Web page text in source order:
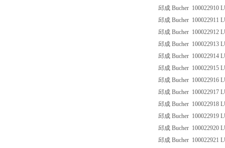
邱成 Bucher 100022910
邱成 Bucher 100022911
邱成 Bucher 100022912
邱成 Bucher 100022913
邱成 Bucher 100022914
邱成 Bucher 100022915
邱成 Bucher 100022916
邱成 Bucher 100022917
邱成 Bucher 100022918
邱成 Bucher 100022919
邱成 Bucher 100022920
邱成 Bucher 100022921